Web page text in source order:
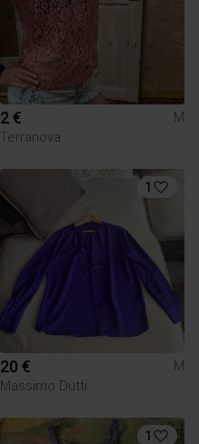
2 €
M
Terranova
1
20 €
M
Massimo Dutti
1